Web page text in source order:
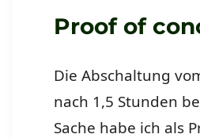
Proof of
Die Abschaltung
nach 1,5 Stunden
Sache habe ich als